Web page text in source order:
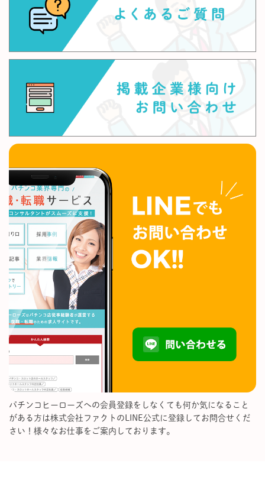
パチンコヒーローズへの会員登録をしなくても何か気になること
がある方は株式会社ファクトのLINE公式に登録してお問合せくだ
さい！様々なお仕事をご案内しております。